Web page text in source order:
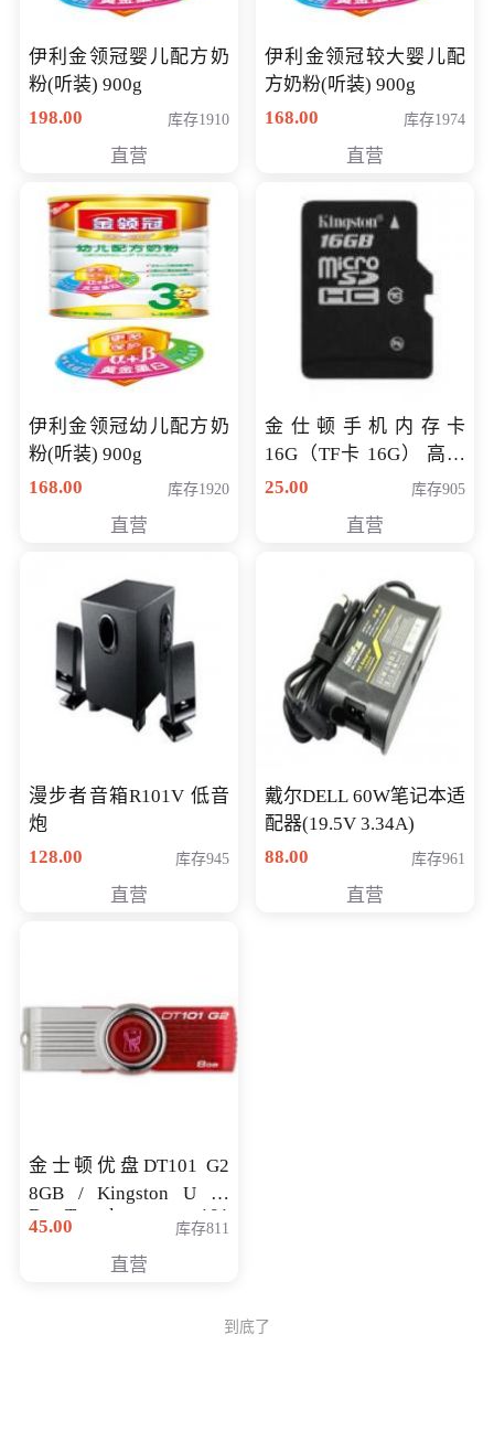
伊利金领冠婴儿配方奶
粉(听装) 900g
198.00
库存1910
直营
伊利金领冠较大婴儿配
方奶粉(听装) 900g
168.00
库存1974
直营
伊利金领冠幼儿配方奶
粉(听装) 900g
168.00
库存1920
直营
金仕顿手机内存卡
16G（TF卡 16G） 高速
卡 CLASS 10
25.00 库存905
直营
漫步者音箱R101V 低音
炮
128.00
库存945
直营
戴尔DELL 60W笔记本适
配器(19.5V 3.34A)
88.00
库存961
直营
金士顿优盘DT101 G2
8GB / Kingston U 盘
DataTraveler 101
Generati
45.00 库存811
直营
到底了